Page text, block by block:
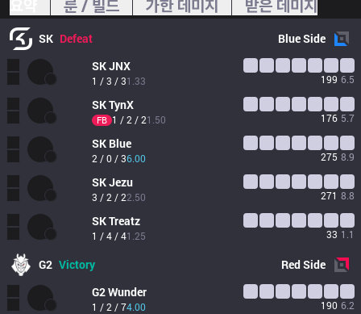
룬 / 빌드 가한 데미지 받은 데미지
SK Defeat BlueSide
SKJNX
1 / 3 / 31.33 199 6.5
SKTynX
FB 1 / 2 / 21.50 176 5.7
SK Blue
2 / 0 / 36.00 275 8.9
SKJezu
3 / 2 / 22.50 271 8.8
SKTreatz
1 / 4 / 41.25 33 1.1
G2 Victory RedSide
G2Wunder
1 / 2 / 74.00 190 6.2